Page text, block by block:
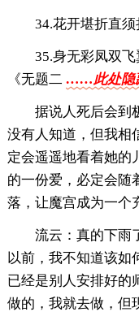
34.花开堪折直须
35.身无彩凤双
《无题二 ……此处隐
据说人死后会到
没有人知道，但我相
定会遥遥地看着她的
的一份爱，必定会随
落，让魔宫成为一个
流云：真的下雨
以前，我不知道该如
已经是别人安排好的
做的，我就去做，但